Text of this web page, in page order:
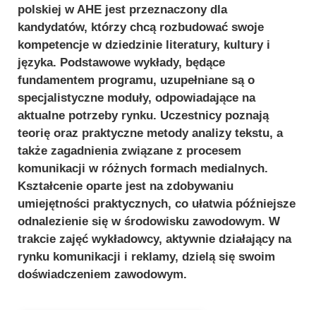
polskiej w AHE jest przeznaczony dla
kandydatów, którzy chcą rozbudować swoje
kompetencje w dziedzinie literatury, kultury i
języka. Podstawowe wykłady, będące
fundamentem programu, uzupełniane są o
specjalistyczne moduły, odpowiadające na
aktualne potrzeby rynku. Uczestnicy poznają
teorię oraz praktyczne metody analizy tekstu, a
także zagadnienia związane z procesem
komunikacji w różnych formach medialnych.
Kształcenie oparte jest na zdobywaniu
umiejętności praktycznych, co ułatwia późniejsze
odnalezienie się w środowisku zawodowym. W
trakcie zajęć wykładowcy, aktywnie działający na
rynku komunikacji i reklamy, dzielą się swoim
doświadczeniem zawodowym.